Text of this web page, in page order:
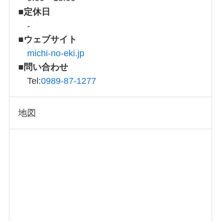
■定休日
-
■ウェブサイト
michi-no-eki.jp
■ 問い合わせ
Tel:0989-87-1277
地図